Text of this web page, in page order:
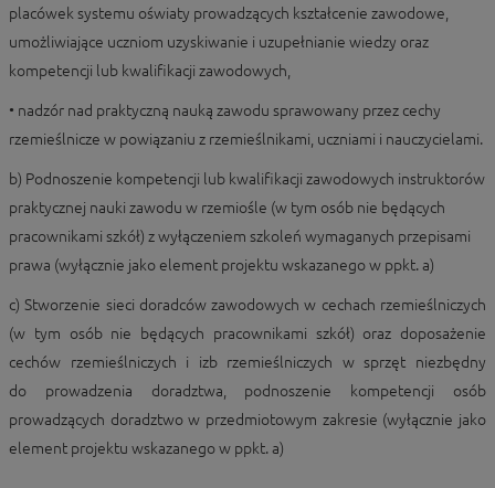
placówek systemu oświaty prowadzących kształcenie zawodowe,
umożliwiające uczniom uzyskiwanie i uzupełnianie wiedzy oraz
kompetencji lub kwalifikacji zawodowych,
• nadzór nad praktyczną nauką zawodu sprawowany przez cechy
rzemieślnicze w powiązaniu z rzemieślnikami, uczniami i nauczycielami.
b) Podnoszenie kompetencji lub kwalifikacji zawodowych instruktorów
praktycznej nauki zawodu w rzemiośle (w tym osób nie będących
pracownikami szkół) z wyłączeniem szkoleń wymaganych przepisami
prawa (wyłącznie jako element projektu wskazanego w ppkt. a)
c) Stworzenie sieci doradców zawodowych w cechach rzemieślniczych
(w tym osób nie będących pracownikami szkół) oraz doposażenie
cechów rzemieślniczych i izb rzemieślniczych w sprzęt niezbędny
do prowadzenia doradztwa, podnoszenie kompetencji osób
prowadzących doradztwo w przedmiotowym zakresie (wyłącznie jako
element projektu wskazanego w ppkt. a)